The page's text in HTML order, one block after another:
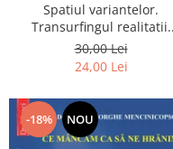
Spatiul variantelor.
Transurfingul realitatii.
Gradul 1. Cum sa ne
dezvoltam intuitia si sa ne
30,00 Lei
24,00 Lei
-18% NOU